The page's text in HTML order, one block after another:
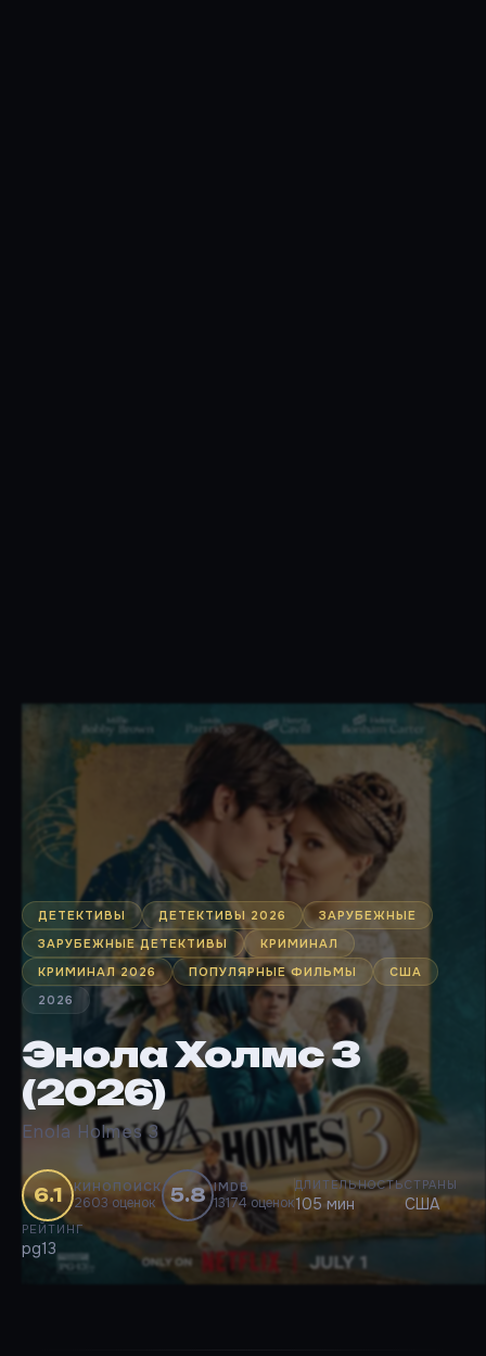
ДЕТЕКТИВЫ ДЕТЕКТИВЫ 2026
ЗАРУБЕЖНЫЕ
ЗАРУБЕЖНЫЕ ДЕТЕКТИВЫ
КРИМИНАЛ
КРИМИНАЛ 2026
ПОПУЛЯРНЫЕ ФИЛЬМЫ
США
2026
Энола Холмс 3
(2026)
Enola Holmes 3
6.1 КИНОПОИСК
2603 оценок 5.8 IMDB
13174 оценок
ДЛИТЕЛЬНОСТЬ
105 мин
СТРАНЫ
США
РЕЙТИНГ
pg13